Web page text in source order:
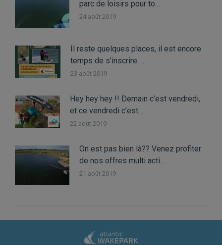
parc de loisirs pour to…
24 août 2019
Il reste quelques places, il est encore
temps de s’inscrire …
23 août 2019
Hey hey hey !! Demain c’est vendredi,
et ce vendredi c’est…
22 août 2019
On est pas bien là?? Venez profiter
de nos offres multi acti…
21 août 2019